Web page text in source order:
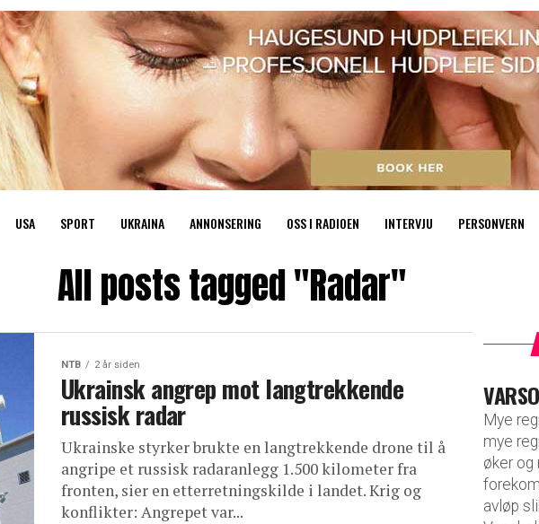
USA SPORT UKRAINA ANNONSERING OSS I RADIOEN INTERVJU PERSONVERN
All posts tagged "Radar"
NTB 2 år siden
Ukrainsk angrep mot langtrekkende
russisk radar
Ukrainske styrker brukte en langtrekkende drone til å
angripe et russisk radaranlegg 1.500 kilometer fra
fronten, sier en etterretningskilde i landet. Krig og
konflikter: Angrepet var...
Mye
mye
øker og
avløp